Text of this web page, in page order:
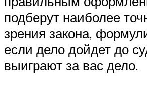
подберут наиболее
зрения закона,
если дело дойдет до
выиграют за вас дело.